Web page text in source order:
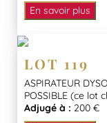
En savoir plus
LOT 119
ASPIRATEUR
POSSIBLE (ce lot
Adjugé à : 200 €